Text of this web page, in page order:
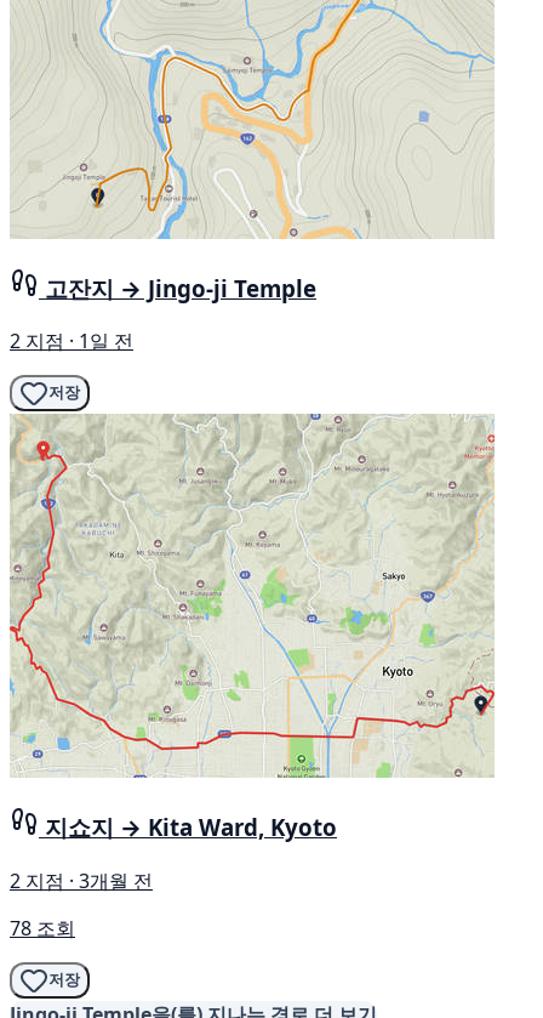
고잔지 → Jingo-ji Temple
2 지점 · 1일 전
저장
지쇼지 → Kita Ward, Kyoto
2 지점 · 3개월 전
78 조회
저장